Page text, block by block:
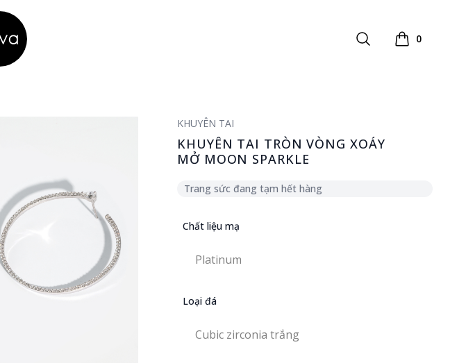
Hello Viiva
Search 0
Xem giỏ hàng
KHUYÊN TAI
KHUYÊN TAI TRÒN VÒNG XOÁY
MỞ MOON SPARKLE
Trang sức đang tạm hết hàng
Chất liệu mạ
Chọn chất liệu mạ
Platinum
Platinum
Loại đá
Chọn loại đá
Cubic zirconia trắng
Cubic zirconia trắng